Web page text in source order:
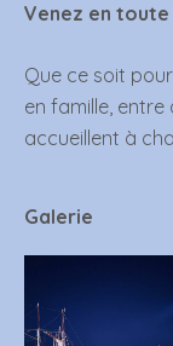
Venez en toute
Que ce soit
en famille,
accueillent à
Galerie